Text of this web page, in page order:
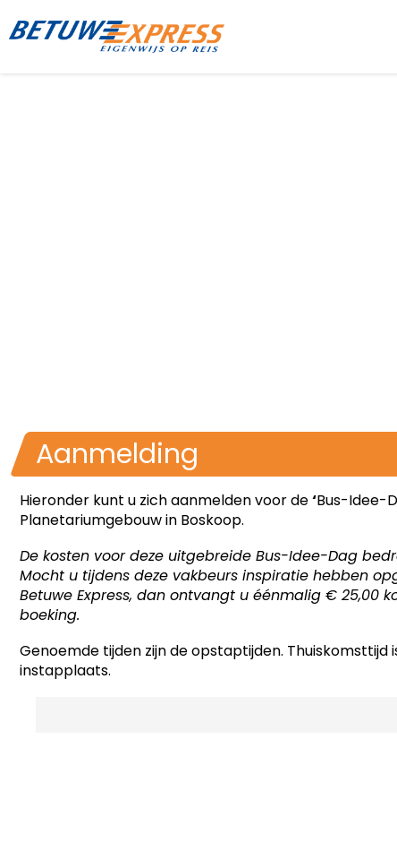
Aanmelding
Hieronder kunt u zich aanmelden voor de‘Bus-Idee-
Planetariumgebouw in Boskoop.
De kosten voor deze uitgebreide Bus-Idee-Dag
Mocht u tijdens deze vakbeurs inspiratie hebben
Betuwe Express, dan ontvangt u éénmalig € 25,00
boeking.
Genoemde tijden zijn de opstaptijden. Thuiskomsttijd
instapplaats.